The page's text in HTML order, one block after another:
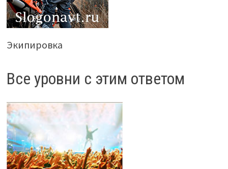
Экипировка
Все уровни с этим ответом